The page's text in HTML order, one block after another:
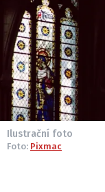
Ilustrační foto
Foto: Pixmac